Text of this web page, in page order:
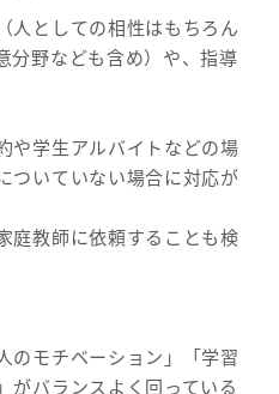
人としての相性はもちろん
分野なども含め）や、指導
や学生アルバイトなどの場
ついていない場合に対応が
庭教師に依頼することも検
のモチベーション」「学習
がバランスよく回っている